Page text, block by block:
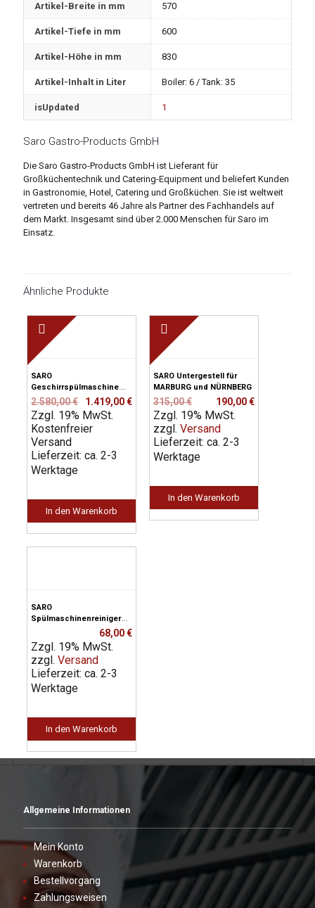
Artikel-Breite in mm 570
Artikel-Tiefe in mm 600
Artikel-Höhe in mm 830
Artikel-Inhalt in Liter Boiler: 6 / Tank: 35
isUpdated 1
Saro Gastro-Products GmbH
Die Saro Gastro-Products GmbH ist Lieferant für
Großküchentechnik und Catering-Equipment und beliefert Kunden
in Gastronomie, Hotel, Catering und Großküchen. Sie ist weltweit
vertreten und bereits 46 Jahre als Partner des Fachhandels auf
dem Markt. Insgesamt sind über 2.000 Menschen für Saro im
Einsatz.
Ähnliche Produkte
SARO
Geschirrspülmaschine
Modell MARBURG 400
2.580,00€Ursprünglicher
Preis
war:
1.419,00€
Aktueller
Preis
ist:
Zzgl. 19% MwSt.
Kostenfreier
Versand
Lieferzeit: ca. 2-3
Werktage
In den Warenkorb
SARO Untergestell für
MARBURG und NÜRNBERG
315,00€Ursprünglicher
Preis
war:
315,00 €
190,00€
Aktueller
Preis
ist:
190,00 €.
Zzgl. 19% MwSt.
zzgl.Versand
Lieferzeit: ca. 2-3
Werktage
In den Warenkorb
SARO
Spülmaschinenreiniger
68,00€
Zzgl. 19% MwSt.
zzgl.Versand
Lieferzeit: ca. 2-3
Werktage
In den Warenkorb
Allgemeine Informationen
Mein Konto
Warenkorb
Bestellvorgang
Zahlungsweisen